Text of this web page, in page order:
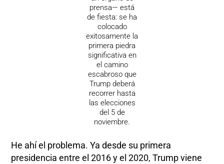
prensa— está
de fiesta: se ha
colocado
exitosamente la
primera piedra
significativa en
el camino
escabroso que
Trump deberá
recorrer hasta
las elecciones
del 5 de
noviembre.
He ahí el problema. Ya desde su primera
presidencia entre el 2016 y el 2020, Trump viene